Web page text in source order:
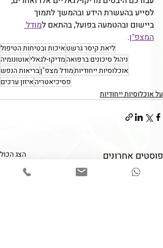
לסייע בהעשרת הידע ובהמשך לתמוך
ביישום ובהטמעה בפועל, בהתאם למודל
המצפ"ן.
ליאת קיסר גרשטאיכות ובטיחות הטיפול
ניהול סיכונים ברפואהמדיקו-לגאליאוטונומיה
אוכלוסיות ייחודיותמודל מצפ"ןבריאות הנפש
פסיכיאטריהאיזון ערכים
על אוכלוסיות ייחודיות
פוסטים אחרונים הצג הכול